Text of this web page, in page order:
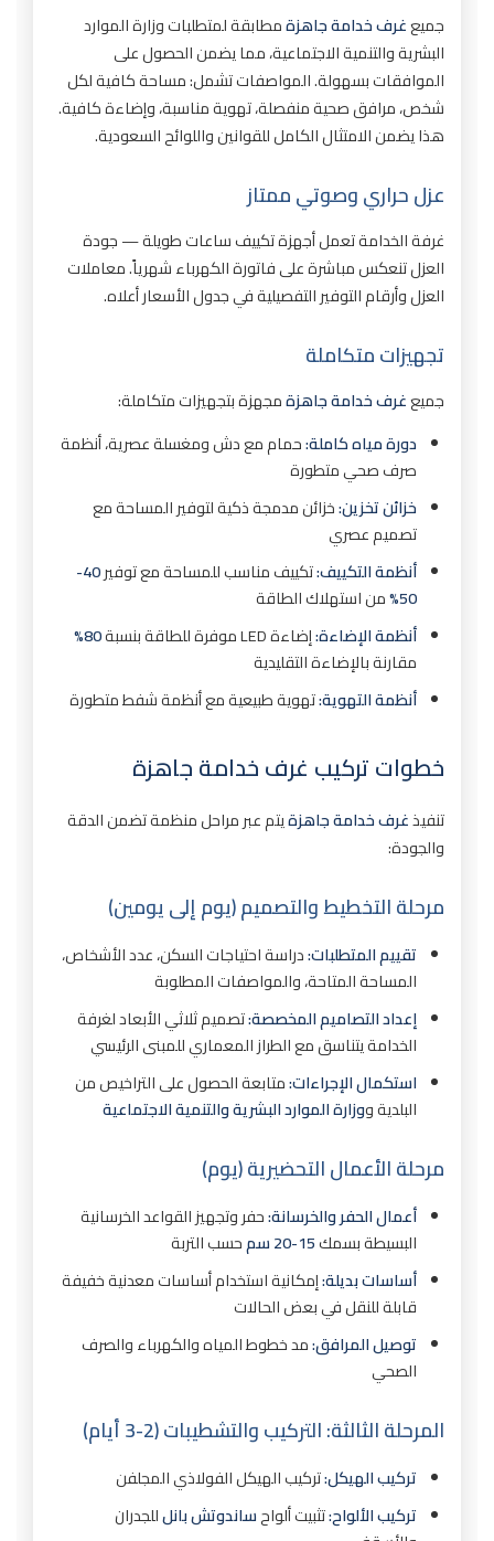
جميعغرف خدامة جاهزةمطابقة لمتطلبات وزارة الموارد
البشرية والتنمية الاجتماعية، مما يضمن الحصول على
الموافقات بسهولة. المواصفات تشمل: مساحة كافية لكل
شخص، مرافق صحية منفصلة، تهوية مناسبة، وإضاءة كافية.
هذا يضمن الامتثال الكامل للقوانين واللوائح السعودية.
عزل حراري وصوتي ممتاز
غرفة الخدامة تعمل أجهزة تكييف ساعات طويلة — جودة
العزل تنعكس مباشرة على فاتورة الكهرباء شهرياً. معاملات
العزل وأرقام التوفير التفصيلية في جدول الأسعار أعلاه.
تجهيزات متكاملة
جميعغرف خدامة جاهزةمجهزة بتجهيزات متكاملة:
دورة مياه كاملة:حمام مع دش ومغسلة عصرية، أنظمة
صرف صحي متطورة
خزائن تخزين:خزائن مدمجة ذكية لتوفير المساحة مع
تصميم عصري
أنظمة التكييف:تكييف مناسب للمساحة مع توفير
40-
50% من استهلاك الطاقة
أنظمة الإضاءة:إضاءة LED موفرة للطاقة بنسبة
80%
مقارنة بالإضاءة التقليدية
أنظمة التهوية:تهوية طبيعية مع أنظمة شفط متطورة
خطوات تركيب غرف خدامة جاهزة
تنفيذغرف خدامة جاهزةيتم عبر مراحل منظمة تضمن الدقة
والجودة:
مرحلة التخطيط والتصميم (يوم إلى يومين)
تقييم المتطلبات:دراسة احتياجات السكن، عدد الأشخاص،
المساحة المتاحة، والمواصفات المطلوبة
إعداد التصاميم المخصصة:تصميم ثلاثي الأبعاد لغرفة
الخدامة يتناسق مع الطراز المعماري للمبنى الرئيسي
استكمال الإجراءات:متابعة الحصول على التراخيص من
البلدية ووزارة الموارد البشرية والتنمية الاجتماعية
مرحلة الأعمال التحضيرية (يوم)
أعمال الحفر والخرسانة:حفر وتجهيز القواعد الخرسانية
البسيطة بسمك15-20 سم
حسب التربة
أساسات بديلة:إمكانية استخدام أساسات معدنية خفيفة
قابلة للنقل في بعض الحالات
توصيل المرافق:مد خطوط المياه والكهرباء والصرف
الصحي
المرحلة الثالثة: التركيب والتشطيبات (2-3 أيام)
تركيب الهيكل:تركيب الهيكل الفولاذي المجلفن
تركيب الألواح:تثبيت ألواحساندوتش بانلللجدران